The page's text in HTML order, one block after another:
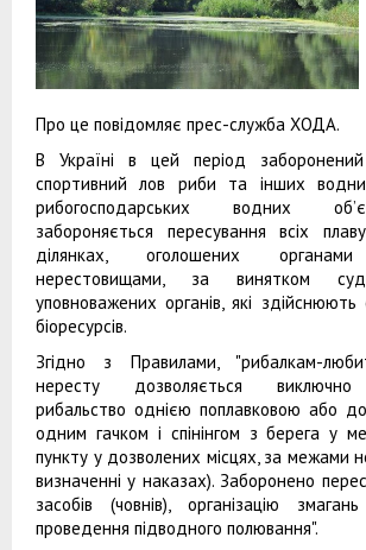
Про це повідомляє прес-служба ХОДА.
В Україні в цей період
спортивний лов риби та інших
рибогосподарських водних
забороняється пересування всіх
ділянках, оголошених
нерестовищами, за винятком
уповноважених органів, які
біоресурсів.
Згідно з Правилами, "рибалкам-
нересту дозволяється виключно
рибальство однією поплавковою або
одним гачком і спінінгом з берега у
пункту у дозволених місцях, за межами
визначенні у наказах). Заборонено
засобів (човнів), організацію
проведення підводного полювання".